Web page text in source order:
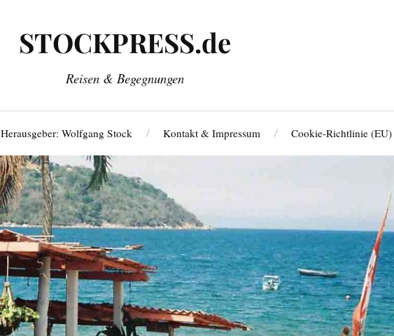
STOCKPRESS.de
Reisen & Begegnungen
Herausgeber: Wolfgang Stock Kontakt & Impressum Cookie-Richtlinie (EU)